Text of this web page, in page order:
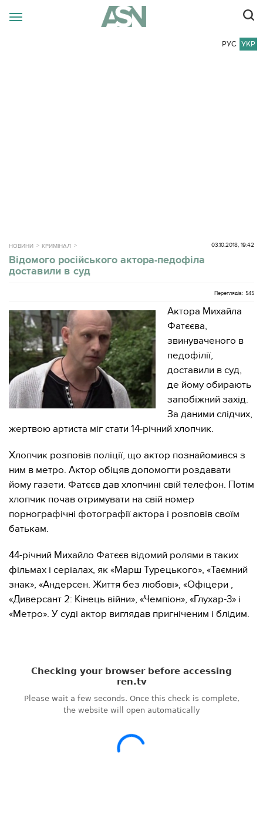
РУС УКР
НОВИНИ КРИМІНАЛ 03.10.2018, 19:42
Відомого російського актора-педофіла
доставили в суд
Переглядів: 545
Актора Михайла
Фатєєва,
звинуваченого в
педофілії,
доставили в суд,
де йому обирають
запобіжний захід.
За даними слідчих,
жертвою артиста міг стати 14-річний хлопчик.
Хлопчик розповів поліції, що актор познайомився з
ним в метро. Актор обіцяв допомогти роздавати
йому газети. Фатєєв дав хлопчині свій телефон. Потім
хлопчик почав отримувати на свій номер
порнографічні фотографії актора і розповів своїм
батькам.
44-річний Михайло Фатєєв відомий ролями в таких
фільмах і серіалах, як «Марш Турецького», «Таємний
знак», «Андерсен. Життя без любові», «Офіцери ,
«Диверсант 2: Кінець війни», «Чемпіон», «Глухар-3» і
«Метро». У суді актор виглядав пригніченим і блідим.